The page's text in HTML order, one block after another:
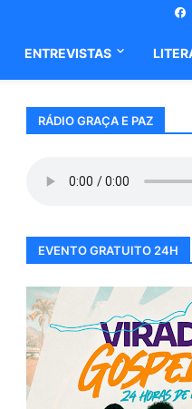
ENTREVISTAS
RÁDIO GRAÇA E PAZ
EVENTO GRATUITO 24H